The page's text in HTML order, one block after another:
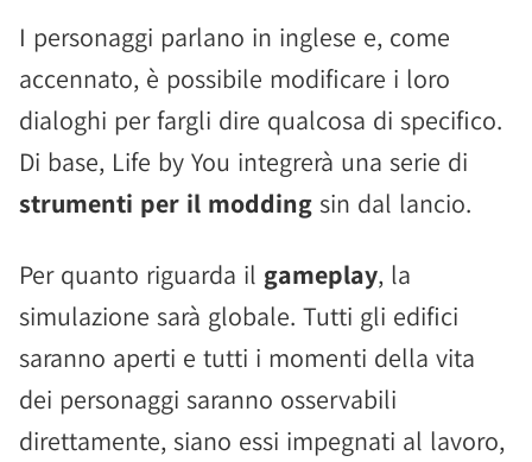
I personaggi parlano in inglese e, come
accennato, è possibile modificare i loro
dialoghi per fargli dire qualcosa di specifico.
Di base, Life by You integrerà una serie di
strumenti per il modding sin dal lancio.
Per quanto riguarda il gameplay, la
simulazione sarà globale. Tutti gli edifici
saranno aperti e tutti i momenti della vita
dei personaggi saranno osservabili
direttamente, siano essi impegnati al lavoro,